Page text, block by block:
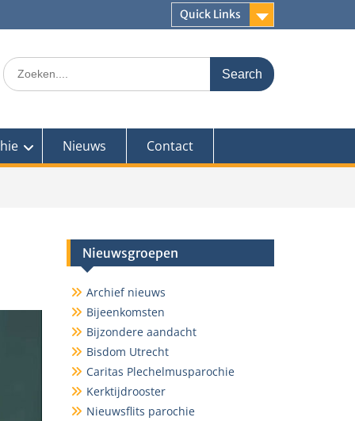
Quick Links
Search
for:
Nieuws Contact
Nieuwsgroepen
Archief nieuws
Bijeenkomsten
Bijzondere aandacht
Bisdom Utrecht
Caritas Plechelmusparochie
Kerktijdrooster
Nieuwsflits parochie